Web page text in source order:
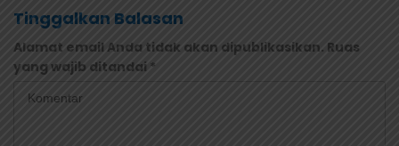
Tinggalkan Balasan
Alamat email Anda tidak akan dipublikasikan. Ruas
yang wajib ditandai *